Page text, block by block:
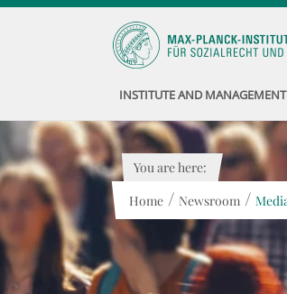
INSTITUTE AND MANAGEMENT
You are here:
Home / Newsroom /